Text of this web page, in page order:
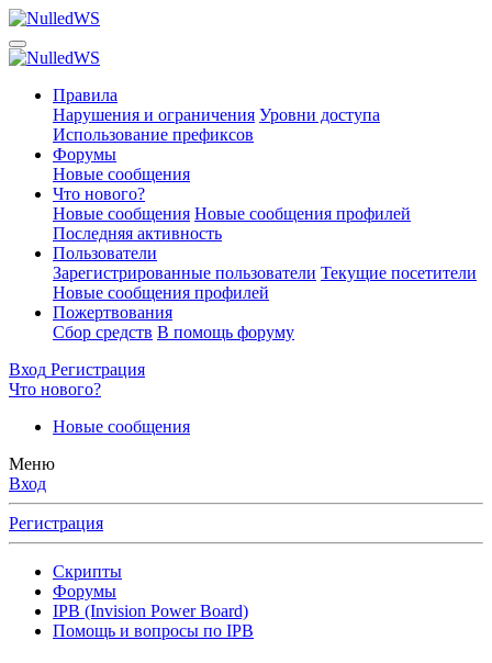
Правила
Нарушения и ограничения Уровни доступа
Использование префиксов
Форумы
Новые сообщения
Что нового?
Новые сообщения Новые сообщения профилей
Последняя активность
Пользователи
Зарегистрированные пользователи Текущие посетители
Новые сообщения профилей
Пожертвования
Сбор средств В помощь форуму
Вход Регистрация
Что нового?
Новые сообщения
Меню
Вход
Регистрация
Скрипты
Форумы
IPB (Invision Power Board)
Помощь и вопросы по IPB